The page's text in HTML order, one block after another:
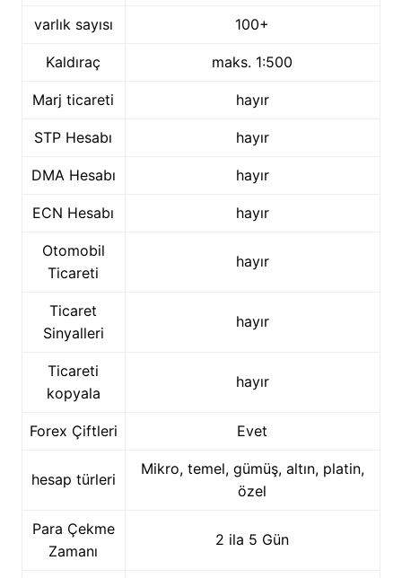
varlık sayısı 100+
Kaldıraç maks. 1:500
Marj ticareti hayır
STP Hesabı hayır
DMA Hesabı hayır
ECN Hesabı hayır
Otomobil
Ticareti
hayır
Ticaret
Sinyalleri
hayır
Ticareti
kopyala
hayır
Forex Çiftleri Evet
hesap türleri
Mikro, temel, gümüş, altın, platin,
özel
Para Çekme
Zamanı
2 ila 5 Gün